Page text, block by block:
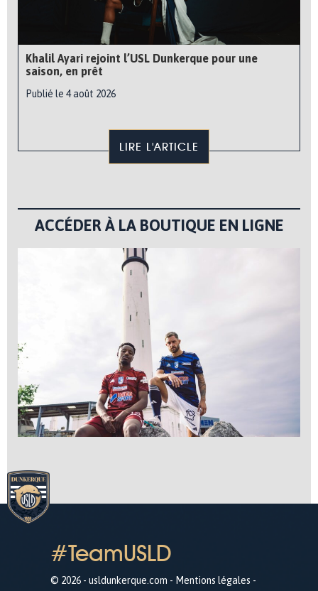
Khalil Ayari rejoint l’USL Dunkerque pour une
saison, en prêt
Publié le 4 août 2026
LIRE L'ARTICLE
ACCÉDER À LA BOUTIQUE EN LIGNE
#TeamUSLD
© 2026 - usldunkerque.com - Mentions légales -